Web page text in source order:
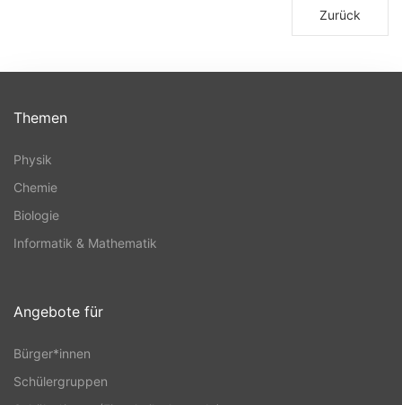
Zurück
Themen
Physik
Chemie
Biologie
Informatik & Mathematik
Angebote für
Bürger*innen
Schülergruppen